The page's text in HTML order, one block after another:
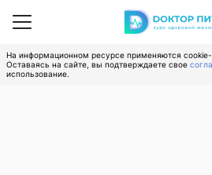
На информационном ресурсе применяются
Оставаясь на сайте, вы подтверждаете свое
использование.